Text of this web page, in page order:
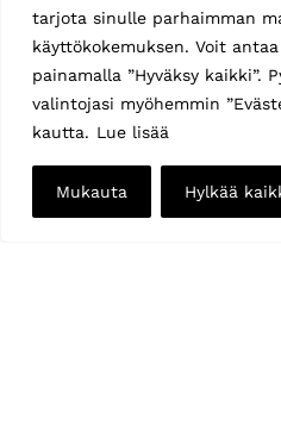
tarjota sinulle parhaimman
käyttökokemuksen. Voit
painamalla ”Hyväksy kaikki”.
valintojasi myöhemmin
kautta. Lue lisää
Mukauta Hylkää